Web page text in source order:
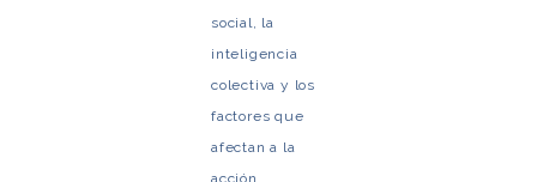
social, la
inteligencia
colectiva y los
factores que
afectan a la
acción